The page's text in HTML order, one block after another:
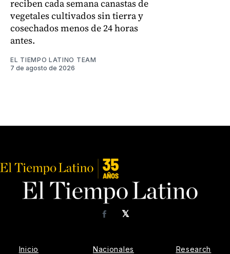
reciben cada semana canastas de
vegetales cultivados sin tierra y
cosechados menos de 24 horas
antes.
EL TIEMPO LATINO TEAM
7 de agosto de 2026
𝕏
Facebook
Inicio Nacionales Research